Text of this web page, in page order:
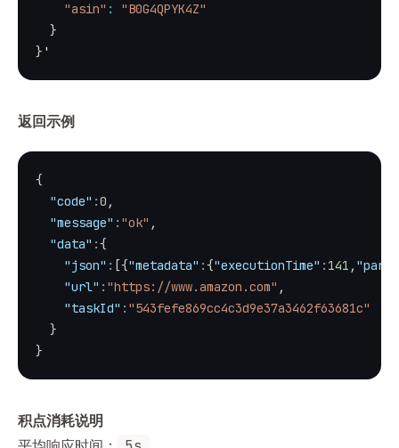
"asin" :
"B0G4QPYK4Z"
}
} '
返回示例
{
"code" :0 ,
"message" : "ok" ,
"data" :{
"json" : [{"metadata" :{"executionTime" : 141 ,
"url" : "https://www.amazon.com" ,
"taskId" : "543fefe869cc4c3d9e37a3462f63681c"
}
}
积点消耗说明